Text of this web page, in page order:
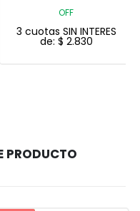
3 cuotas SIN INTERES
de:$2.830